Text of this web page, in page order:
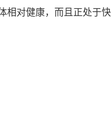
相对健康，而且正处于